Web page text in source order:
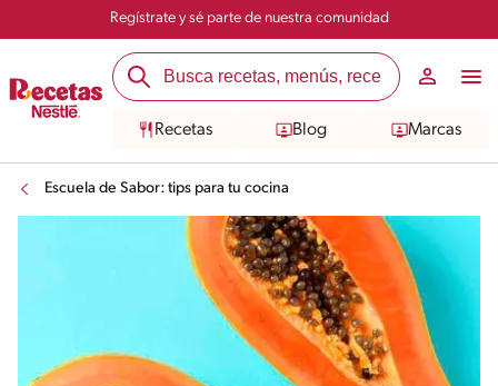
Regístrate y sé parte de nuestra comunidad
Recetas Blog Marcas
Escuela de Sabor: tips para tu cocina